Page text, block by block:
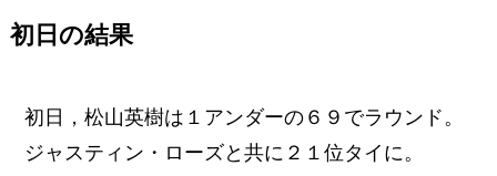
初日の結果
初日，松山英樹は１アンダーの６９でラウンド。
ジャスティン・ローズと共に２１位タイに。